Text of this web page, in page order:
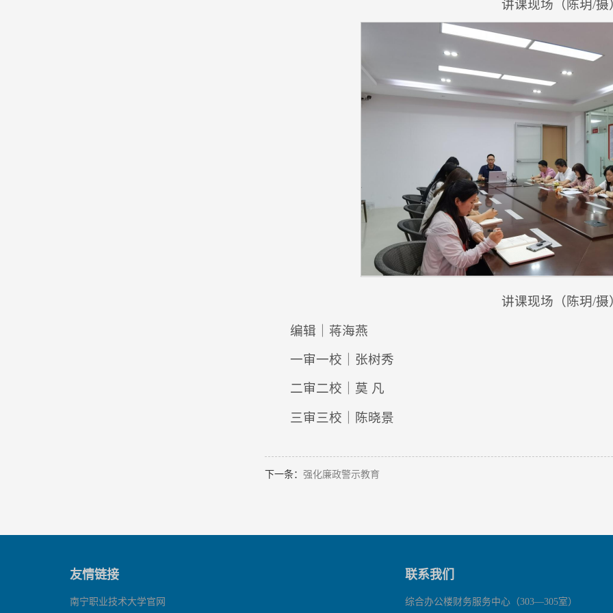
讲课现场（陈玥/摄
讲课现场（陈玥/摄
编辑｜蒋海燕
一审一校｜张树秀
二审二校｜莫 凡
三审三校｜陈晓景
下一条： 强化廉政警示教育
友情链接
南宁职业技术大学官网
联系我们
综合办公楼财务服务中心（303—305室）